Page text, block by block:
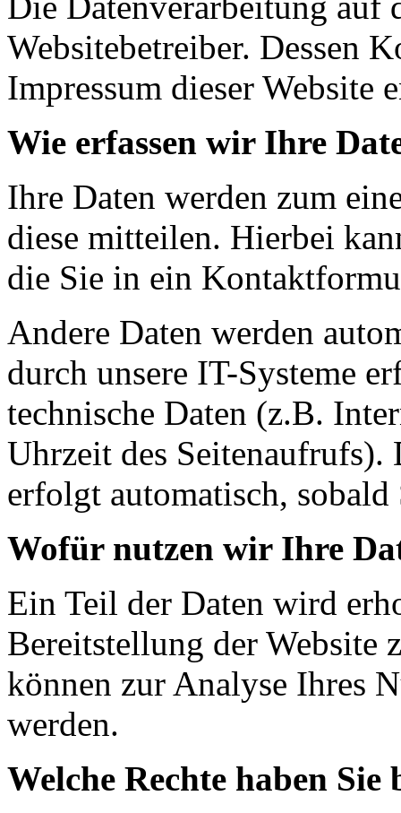
Websitebetreiber. Dessen
Impressum dieser Website
Wie erfassen wir Ihre
Ihre Daten werden zum
diese mitteilen. Hierbei
die Sie in ein
Andere Daten werden
durch unsere IT-Systeme
technische Daten (z.B.
Uhrzeit des Seitenaufrufs).
erfolgt automatisch, sobald
Wofür nutzen wir Ihre
Ein Teil der Daten wird
Bereitstellung der Website
können zur Analyse Ihres
werden.
Welche Rechte haben